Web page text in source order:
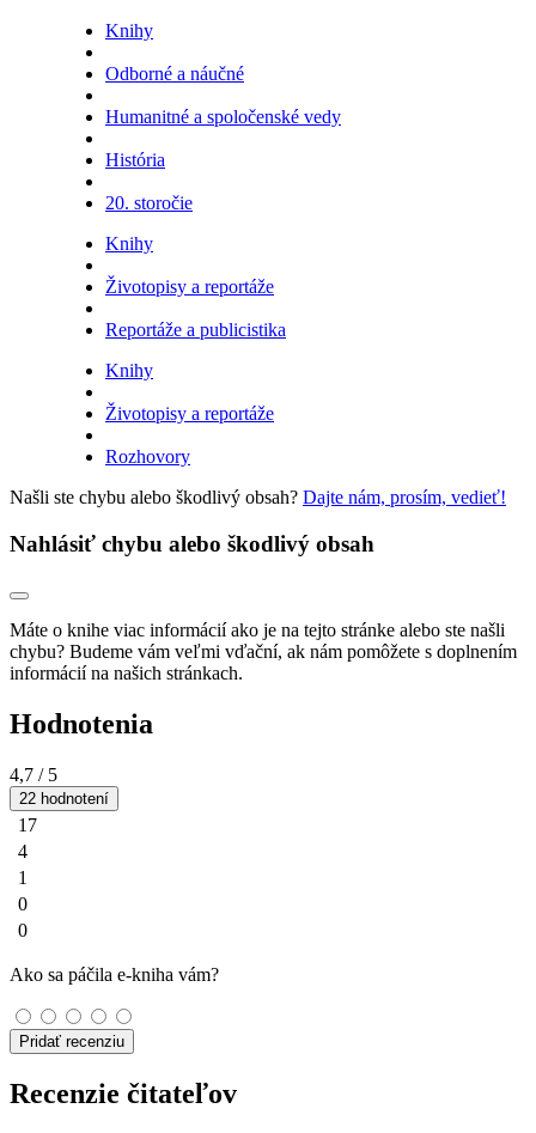
Knihy
Odborné a náučné
Humanitné a spoločenské vedy
História
20. storočie
Knihy
Životopisy a reportáže
Reportáže a publicistika
Knihy
Životopisy a reportáže
Rozhovory
Našli ste chybu alebo škodlivý obsah? Dajte nám, prosím, vedieť!
Nahlásiť chybu alebo škodlivý obsah
Máte o knihe viac informácií ako je na tejto stránke alebo ste našli
chybu? Budeme vám veľmi vďační, ak nám pomôžete s doplnením
informácií na našich stránkach.
Hodnotenia
4,7 / 5
22 hodnotení
17
4
1
0
0
Ako sa páčila e-kniha vám?
Pridať recenziu
Recenzie čitateľov